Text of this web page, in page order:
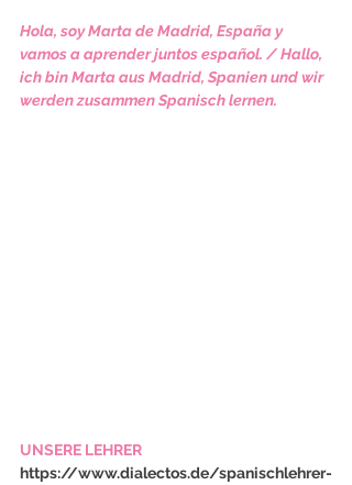
Hola, soy Marta de Madrid, España y
vamos a aprender juntos español. / Hallo,
ich bin Marta aus Madrid, Spanien und wir
werden zusammen Spanisch lernen.
UNSERE LEHRER
https://www.dialectos.de/spanischlehrer-